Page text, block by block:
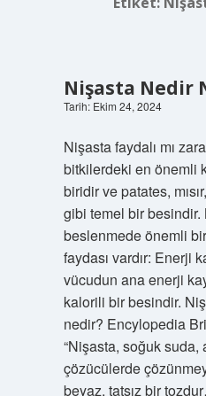
Nişasta Nedir
Tarih: Ekim 24, 2024
Nişasta faydalı mı
bitkilerdeki en önemli
biridir ve patates,
gibi temel bir besindir.
beslenmede önemli
faydası vardır: Enerji
vücudun ana enerji
kalorili bir besindir.
nedir? Encylopedia
“Nişasta, soğuk
çözücülerde
beyaz, tatsız bir